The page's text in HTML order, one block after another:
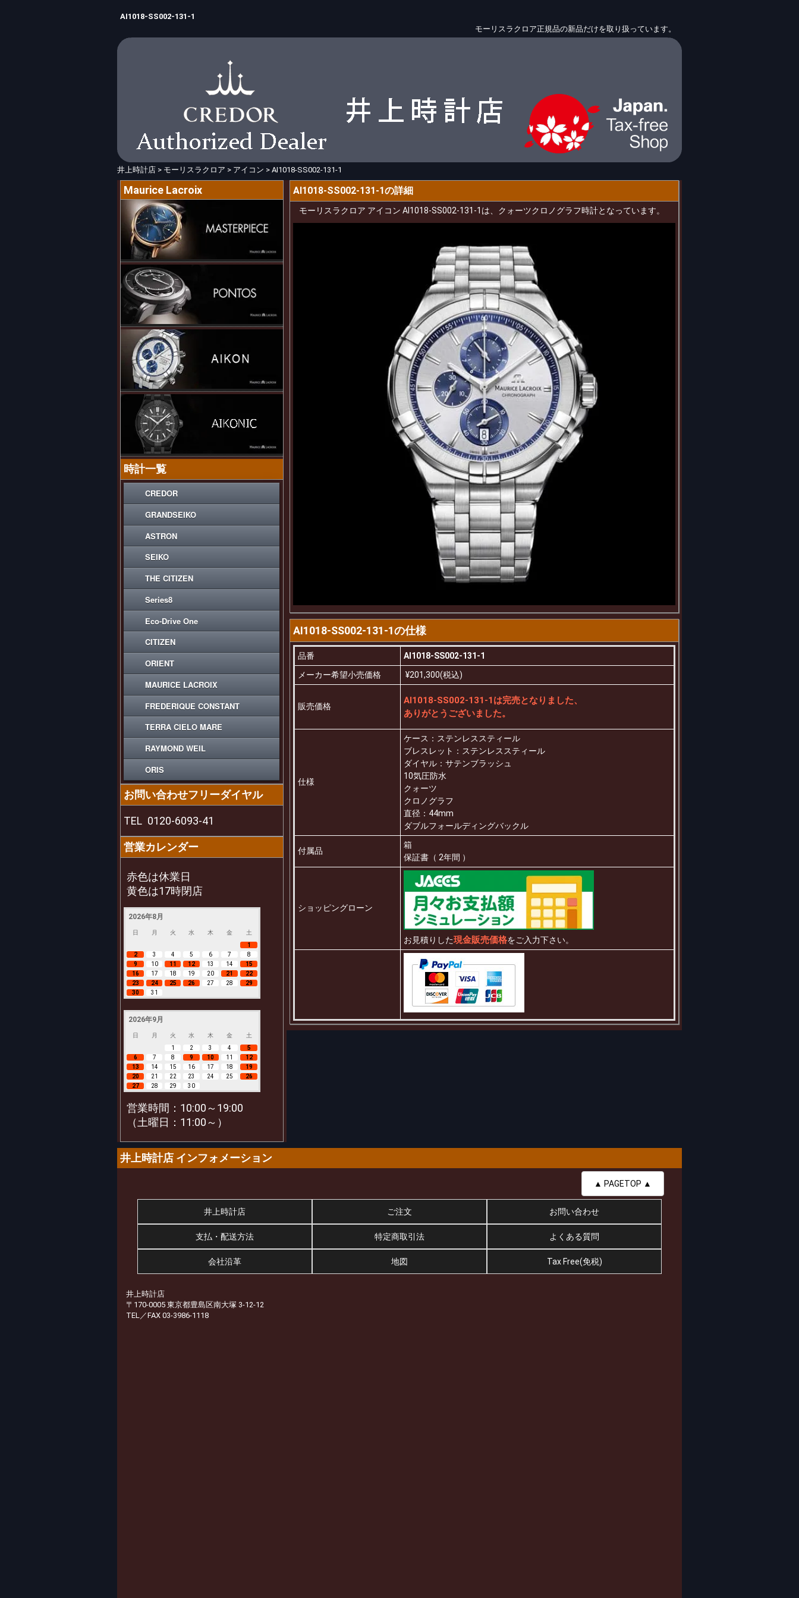
AI1018-SS002-131-1
モーリスラクロア正規品の新品だけを取り扱っています。
井上時計店 > モーリスラクロア > アイコン > AI1018-SS002-131-1
AI1018-SS002-131-1の詳細
モーリスラクロア アイコン AI1018-SS002-131-1は、クォーツクロノグラフ時計となっています。
AI1018-SS002-131-1の仕様
品番
AI1018-SS002-131-1
メーカー希望小売価格
¥201,300(税込)
販売価格
AI1018-SS002-131-1は完売となりました、
ありがとうございました。
仕様
ケース：ステンレススティール
ブレスレット：ステンレススティール
ダイヤル：サテンブラッシュ
10気圧防水
クォーツ
クロノグラフ
直径：44mm
ダブルフォールディングバックル
付属品
箱
保証書（ 2年間 ）
ショッピングローン
お見積りした現金販売価格をご入力下さい。
Maurice Lacroix
時計一覧
CREDOR
GRANDSEIKO
ASTRON
SEIKO
THE CITIZEN
Series8
Eco-Drive One
CITIZEN
ORIENT
MAURICE LACROIX
FREDERIQUE CONSTANT
TERRA CIELO MARE
RAYMOND WEIL
ORIS
お問い合わせフリーダイヤル
TEL 0120-6093-41
営業カレンダー
赤色は休業日
黄色は17時閉店
2026年8月
日 月 火 水 木 金
土
1
2
3 4 5 6 7
8
9
10 11 12 13 14
15
16
17 18 19 20 21
22
23
24 25 26 27 28
29
30
31
2026年9月
日 月 火 水 木 金
土
1
2 3 4
5
6
7 8 9 10 11
12
13
14 15 16 17 18
19
20
21 22 23 24 25
26
27
28 29 30
営業時間：10:00～19:00
（土曜日：11:00～）
井上時計店 インフォメーション
▲ PAGETOP ▲
井上時計店 ご注文 お問い合わせ
支払・配送方法 特定商取引法 よくある質問
会社沿革 地図 Tax Free(免税)
井上時計店
〒170-0005 東京都豊島区南大塚 3-12-12
TEL／FAX 03-3986-1118